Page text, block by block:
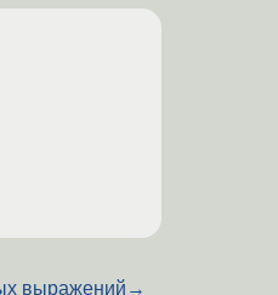
выражений →